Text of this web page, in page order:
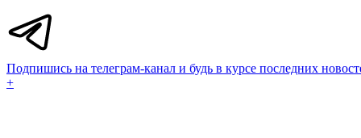
Подпишись на телеграм-канал и будь в курсе последних
+